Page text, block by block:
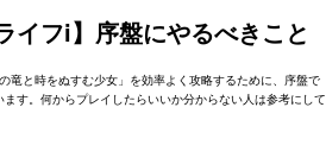
イフi】序盤にやるべきこと
竜と時をぬすむ少女」を効率よく攻略するために、序盤で
す。何からプレイしたらいいか分からない人は参考にして